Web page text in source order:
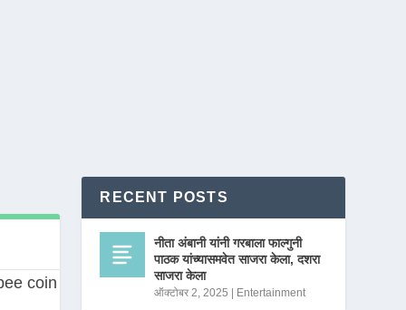
RECENT POSTS
नीता अंबानी यांनी गरबाला फाल्गुनी
पाठक यांच्यासमवेत साजरा केला, दशरा
साजरा केला
ऑक्टोबर 2, 2025 Entertainment